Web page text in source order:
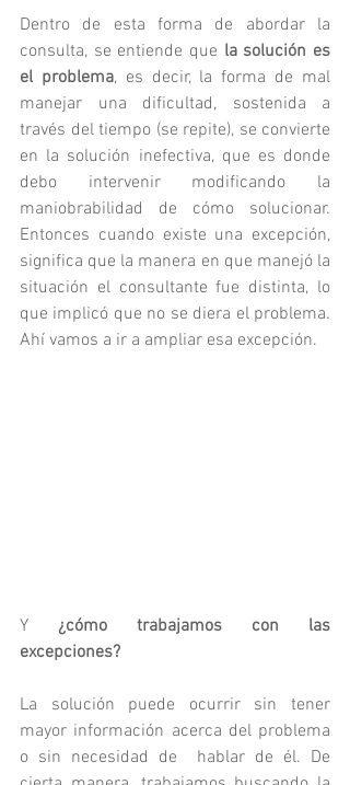
Dentro de esta forma de abordar la
consulta, se entiende que la solución es
el problema, es decir, la forma de mal
manejar una dificultad, sostenida a
través del tiempo (se repite), se convierte
en la solución inefectiva, que es donde
debo intervenir modificando la
maniobrabilidad de cómo solucionar.
Entonces cuando existe una excepción,
significa que la manera en que manejó la
situación el consultante fue distinta, lo
que implicó que no se diera el problema.
Ahí vamos a ir a ampliar esa excepción.
Y ¿cómo trabajamos con las
excepciones?
La solución puede ocurrir sin tener
mayor información acerca del problema
o sin necesidad de  hablar de él. De